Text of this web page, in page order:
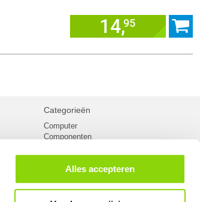
Alles accepteren
14,95
Categorieën
Computer
Componenten
Kabels
Netwerk
Gaming laptops